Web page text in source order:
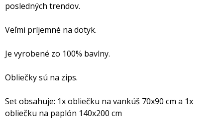
posledných trendov.
Veľmi príjemné na dotyk.
Je vyrobené zo 100% bavlny.
Obliečky sú na zips.
Set obsahuje: 1x obliečku na vankúš 70x90 cm a 1x
obliečku na paplón 140x200 cm